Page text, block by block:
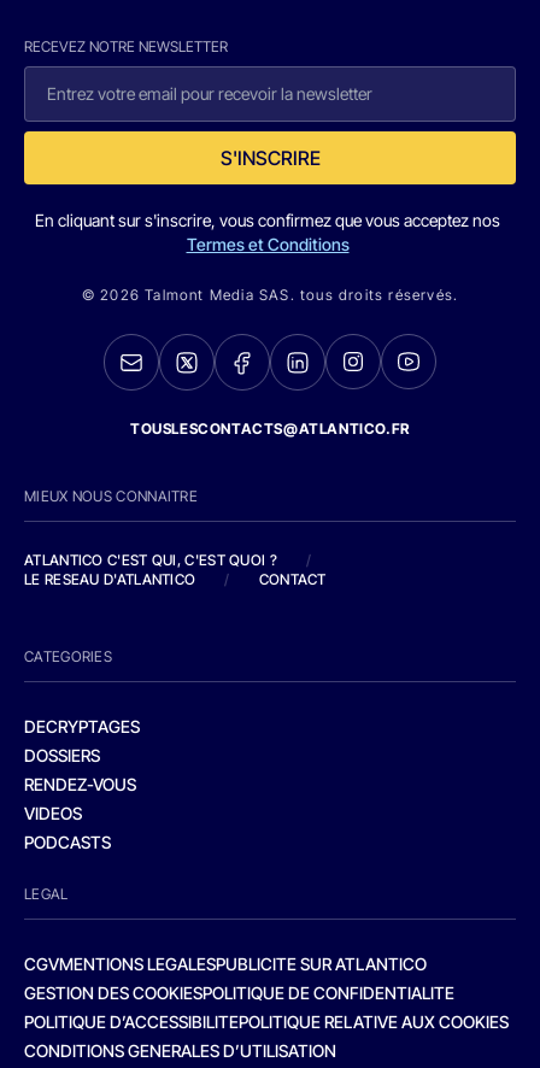
RECEVEZ NOTRE NEWSLETTER
S'INSCRIRE
En cliquant sur s'inscrire, vous confirmez que vous acceptez nos
Termes et Conditions
© 2026 Talmont Media SAS. tous droits réservés.
TOUSLESCONTACTS@ATLANTICO.FR
MIEUX NOUS CONNAITRE
ATLANTICO C'EST QUI, C'EST QUOI ?
/
LE RESEAU D'ATLANTICO
/ CONTACT
CATEGORIES
DECRYPTAGES
DOSSIERS
RENDEZ-VOUS
VIDEOS
PODCASTS
LEGAL
CGVMENTIONS LEGALESPUBLICITE SUR ATLANTICO
GESTION DES COOKIESPOLITIQUE DE CONFIDENTIALITE
POLITIQUE D’ACCESSIBILITEPOLITIQUE RELATIVE AUX COOKIES
CONDITIONS GENERALES D’UTILISATION